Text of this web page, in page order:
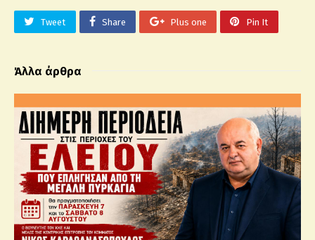
Tweet Share Plus one Pin It
Άλλα άρθρα